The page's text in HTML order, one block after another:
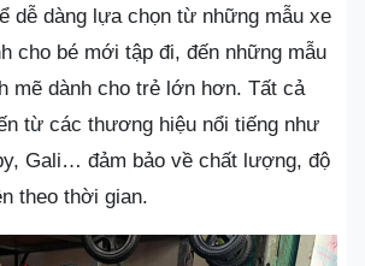
dễ dàng lựa chọn từ những mẫu xe
cho bé mới tập đi, đến những mẫu
mẽ dành cho trẻ lớn hơn. Tất cả
từ các thương hiệu nổi tiếng như
Gali… đảm bảo về chất lượng, độ
theo thời gian.